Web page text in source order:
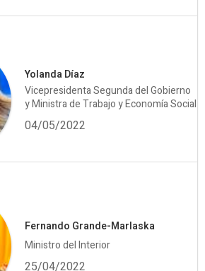
Yolanda Díaz
Vicepresidenta Segunda del Gobierno
y Ministra de Trabajo y Economía Social
04/05/2022
Fernando Grande-Marlaska
Ministro del Interior
25/04/2022